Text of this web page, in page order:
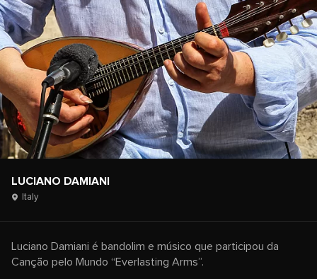
LUCIANO DAMIANI
Italy
Luciano Damiani é bandolim e músico que participou da
Canção pelo Mundo “Everlasting Arms”.